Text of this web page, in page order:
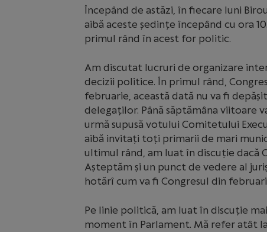
Începând de astăzi, în fiecare luni
aibă aceste ședințe începând cu ora
primul rând în acest for politic.
Am discutat lucruri de organizare
decizii politice. În primul rând,
februarie, această dată nu va fi
delegaților. Până săptămâna viitoare
urmă supusă votului Comitetului
aibă invitați toți primarii de mari
ultimul rând, am luat în discuție dacă
Așteptăm și un punct de vedere al
hotărî cum va fi Congresul din
Pe linie politică, am luat în discuție
moment în Parlament. Mă refer atât